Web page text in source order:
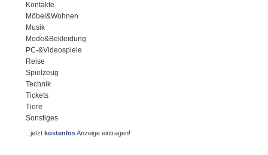
Kontakte
Möbel&Wohnen
Musik
Mode&Bekleidung
PC-&Videospiele
Reise
Spielzeug
Technik
Tickets
Tiere
Sonstiges
...jetztkostenlosAnzeige eintragen!